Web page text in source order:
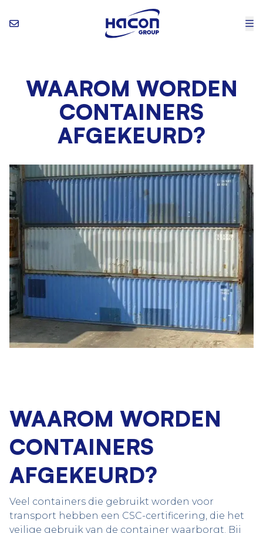
WAAROM WORDEN
CONTAINERS
AFGEKEURD?
WAAROM WORDEN
CONTAINERS
AFGEKEURD?
Veel containers die gebruikt worden voor
transport hebben een CSC-certificering, die het
veilige gebruik van de container waarborgt. Bij